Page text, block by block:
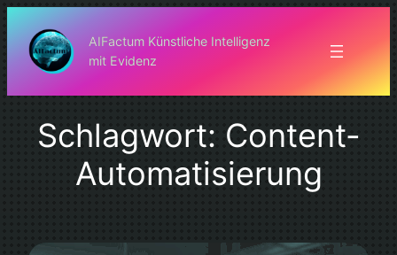
Inhalt
springen
AIFactum Künstliche Intelligenz
mit Evidenz
Schlagwort: Content-
Automatisierung